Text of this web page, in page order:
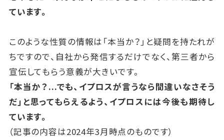
ています。
このような性質の情報は「本当か？」と疑問を持たれが
ちですので、自社から発信するだけでなく、第三者から
宣伝してもらう意義が大きいです。
「本当か？...でも、イプロスが言うなら間違いなさそう
だ」と思ってもらえるよう、イプロスには今後も期待し
ています。
（記事の内容は2024年3月時点のものです）